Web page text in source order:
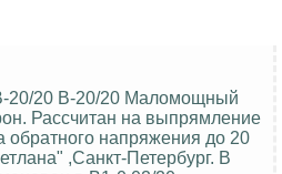
20/20 В-20/20 Маломощный
Рассчитан на выпрямление
обратного напряжения до 20
,Санкт-Петербург. В